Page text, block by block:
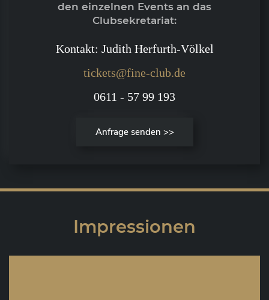
den einzelnen Events an das
Clubsekretariat:
Kontakt: Judith Herfurth-Völkel
tickets@fine-club.de
0611 - 57 99 193
Anfrage senden >>
Impressionen